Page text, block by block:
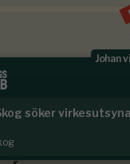
Johan
söker